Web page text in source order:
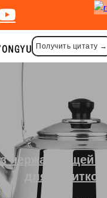
Получить цитату →
нержавеющей
для напитков
/